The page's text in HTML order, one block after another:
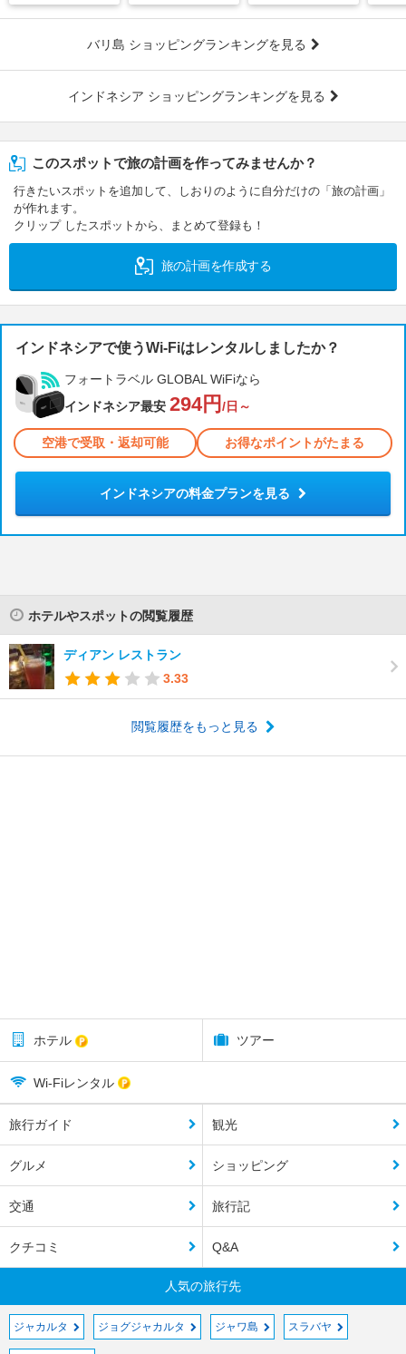
バリ島 ショッピングランキングを見る
インドネシア ショッピングランキングを見る
このスポットで旅の計画を作ってみませんか？
行きたいスポットを追加して、しおりのように自分だけの「旅の計画」
が作れます。
クリップ したスポットから、まとめて登録も！
旅の計画を作成する
インドネシアで使うWi-Fiはレンタルしましたか？
フォートラベル GLOBAL WiFiなら
インドネシア最安 294円 /日～
空港で受取・返却可能 お得なポイントがたまる
インドネシアの料金プランを見る
ホテルやスポットの閲覧履歴
ディアン レストラン
3.33
閲覧履歴をもっと見る
ホテル ツアー
Wi-Fiレンタル
旅行ガイド 観光
グルメ ショッピング
交通 旅行記
クチコミ Q&A
人気の旅行先
ジャカルタ ジョグジャカルタ ジャワ島 スラバヤ